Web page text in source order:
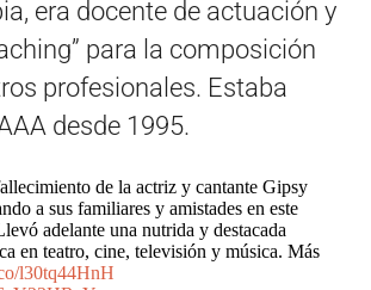
era docente de actuación y
para la composición
profesionales. Estaba
desde 1995.
de la actriz y cantante Gipsy
a sus familiares y amistades en este
adelante una nutrida y destacada
en teatro, cine, televisión y música. Más
l30tq44HnH